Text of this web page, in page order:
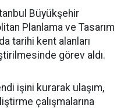
Büyükşehir
Planlama ve Tasarım
tarihi kent alanları
görev aldı.
işini kurarak ulaşım,
çalışmalarına